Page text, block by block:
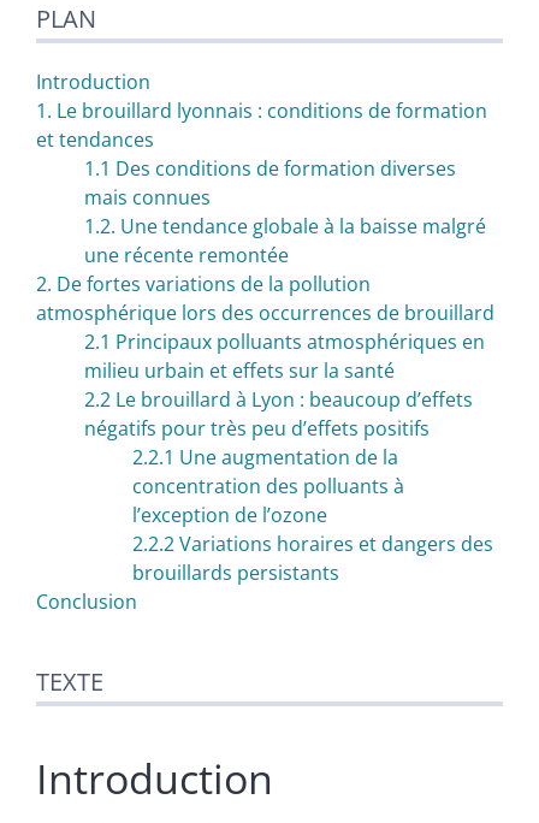
PLAN
Introduction
1. Le brouillard lyonnais : conditions de formation
et tendances
1.1 Des conditions de formation diverses
mais connues
1.2. Une tendance globale à la baisse malgré
une récente remontée
2. De fortes variations de la pollution
atmosphérique lors des occurrences de brouillard
2.1 Principaux polluants atmosphériques en
milieu urbain et effets sur la santé
2.2 Le brouillard à Lyon : beaucoup d’effets
négatifs pour très peu d’effets positifs
2.2.1 Une augmentation de la
concentration des polluants à
l’exception de l’ozone
2.2.2 Variations horaires et dangers des
brouillards persistants
Conclusion
TEXTE
Introduction